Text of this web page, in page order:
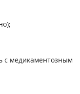
с медикаментозным